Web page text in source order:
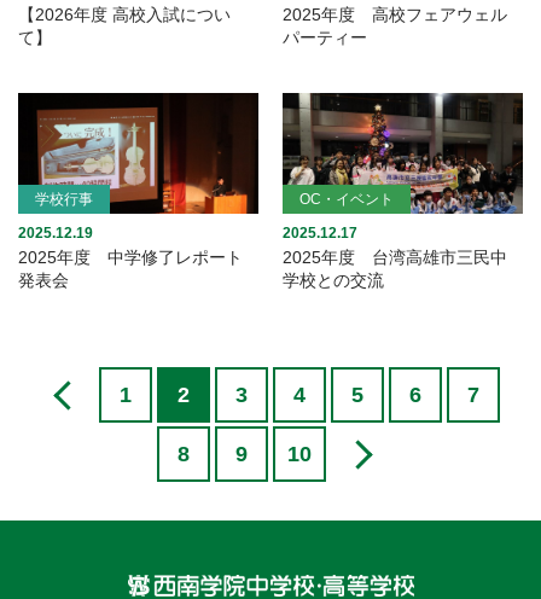
【2026年度 高校入試につい
て】
2025年度 高校フェアウェル
パーティー
学校行事
2025.12.19
2025年度 中学修了レポート
発表会
OC・イベント
2025.12.17
2025年度 台湾高雄市三民中
学校との交流
1 2 3 4 5 6 7
8 9 10